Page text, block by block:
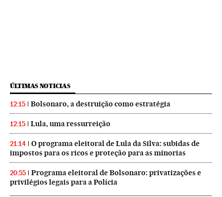
ÚLTIMAS NOTICIAS
12:15 Bolsonaro, a destruição como estratégia
12:15 Lula, uma ressurreição
21:14
O programa eleitoral de Lula da Silva: subidas de
impostos para os ricos e proteção para as minorias
20:55
Programa eleitoral de Bolsonaro: privatizações e
privilégios legais para a Polícia